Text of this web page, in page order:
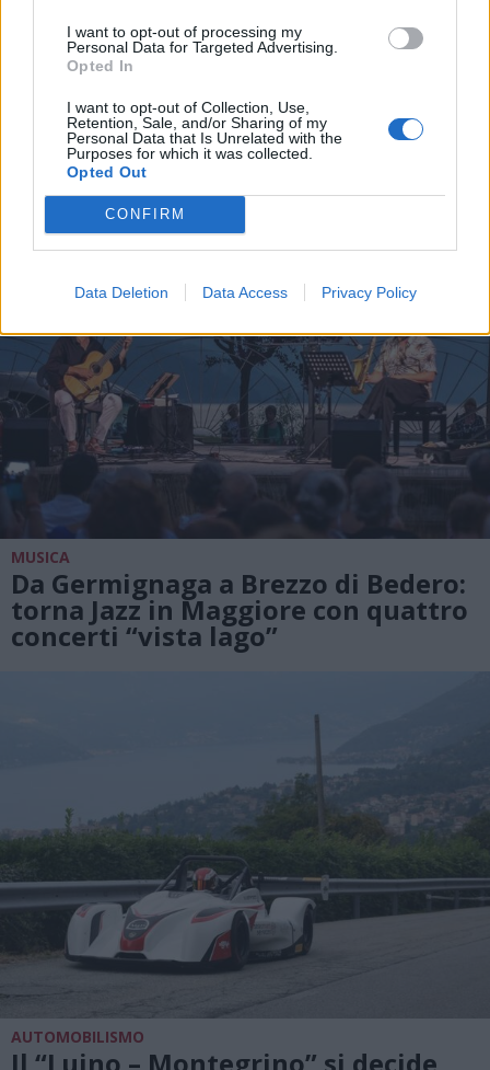
I want to opt-out of processing my
Personal Data for Targeted Advertising.
Opted In
I want to opt-out of Collection, Use,
Retention, Sale, and/or Sharing of my
Personal Data that Is Unrelated with the
Purposes for which it was collected.
Opted Out
CONFIRM
Data Deletion Data Access Privacy Policy
La scrittrice Virginia Veludo
presenta a Luino il libro “E mi sono
sentita meno sola”
MUSICA
Da Germignaga a Brezzo di Bedero:
torna Jazz in Maggiore con quattro
concerti “vista lago”
AUTOMOBILISMO
Il “Luino – Montegrino” si decide